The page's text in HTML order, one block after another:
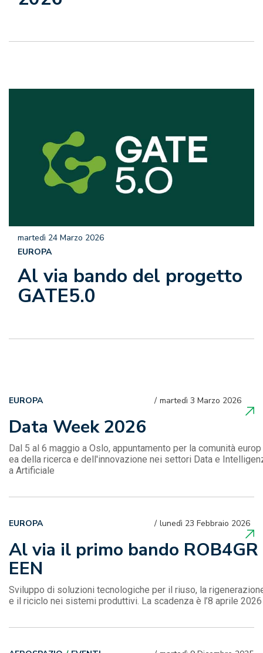
Al via bando del progetto
GATE5.0
martedì 24 Marzo 2026
EUROPA
Data Week 2026
martedì 3 Marzo 2026
EUROPA
Dal 5 al 6 maggio a Oslo, appuntamento per la comunità europ
ea della ricerca e dell'innovazione nei settori Data e
a Artificiale
Al via il primo bando ROB4GR
EEN
lunedì 23 Febbraio 2026
EUROPA
Sviluppo di soluzioni tecnologiche per il riuso, la
e il riciclo nei sistemi produttivi. La scadenza è l’8 aprile 2026